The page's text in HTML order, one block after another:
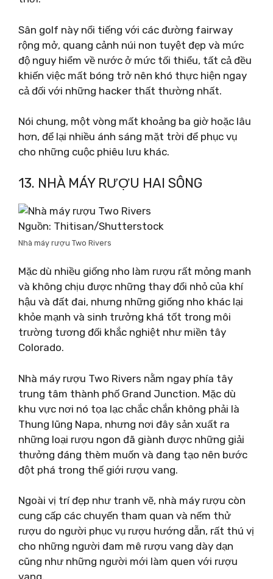
Sân golf này nổi tiếng với các đường fairway
rộng mở, quang cảnh núi non tuyệt đẹp và mức
độ nguy hiểm về nước ở mức tối thiểu, tất cả đều
khiến việc mất bóng trở nên khó thực hiện ngay
cả đối với những hacker thất thường nhất.
Nói chung, một vòng mất khoảng ba giờ hoặc lâu
hơn, để lại nhiều ánh sáng mặt trời để phục vụ
cho những cuộc phiêu lưu khác.
13. NHÀ MÁY RƯỢU HAI SÔNG
Nguồn: Thitisan/Shutterstock
Nhà máy rượu Two Rivers
Mặc dù nhiều giống nho làm rượu rất mỏng manh
và không chịu được những thay đổi nhỏ của khí
hậu và đất đai, nhưng những giống nho khác lại
khỏe mạnh và sinh trưởng khá tốt trong môi
trường tương đối khắc nghiệt như miền tây
Colorado.
Nhà máy rượu Two Rivers nằm ngay phía tây
trung tâm thành phố Grand Junction. Mặc dù
khu vực nơi nó tọa lạc chắc chắn không phải là
Thung lũng Napa, nhưng nơi đây sản xuất ra
những loại rượu ngon đã giành được những giải
thưởng đáng thèm muốn và đang tạo nên bước
đột phá trong thế giới rượu vang.
Ngoài vị trí đẹp như tranh vẽ, nhà máy rượu còn
cung cấp các chuyến tham quan và nếm thử
rượu do người phục vụ rượu hướng dẫn, rất thú vị
cho những người đam mê rượu vang dày dạn
cũng như những người mới làm quen với rượu
vang.